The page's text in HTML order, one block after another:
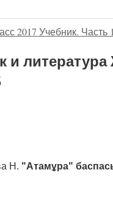
2017 Учебник. Часть 1
литература
Н. "Атамұра"